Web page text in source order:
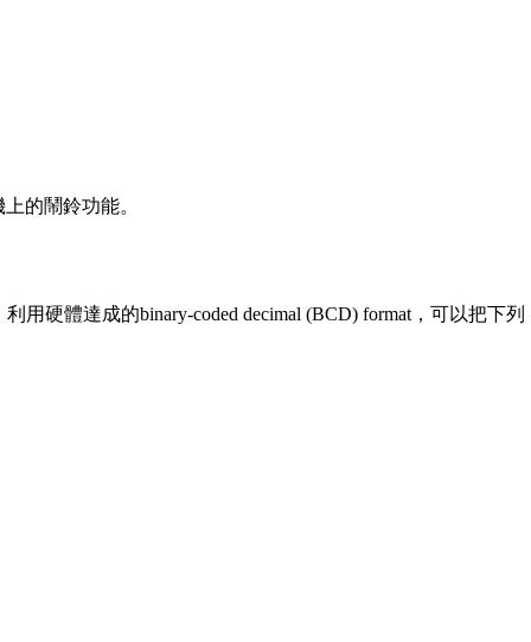
的鬧鈴功能。
用硬體達成的binary-coded decimal (BCD) format，可以把下列